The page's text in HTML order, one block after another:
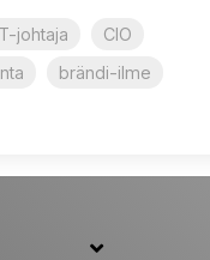
johtaja
CIO
brändi-ilme